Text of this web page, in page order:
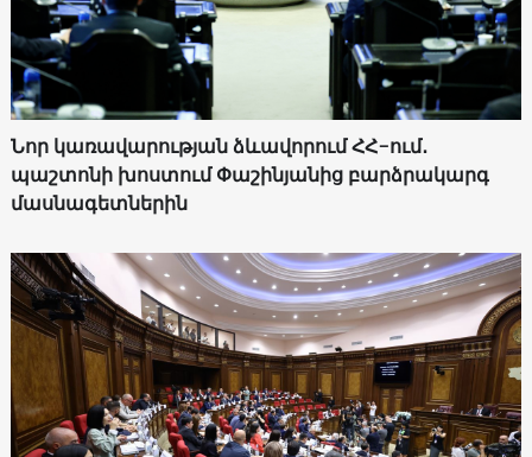
Նոր կառավարության ձևավորում ՀՀ-ում․
պաշտոնի խոստում Փաշինյանից բարձրակարգ
մասնագետներին